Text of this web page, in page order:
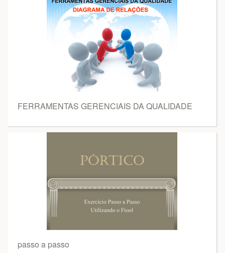
FERRAMENTAS GERENCIAIS DA QUALIDADE
passo a passo